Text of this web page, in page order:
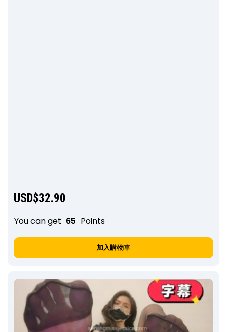
USD$32.90
You can get 65 Points
加入購物車